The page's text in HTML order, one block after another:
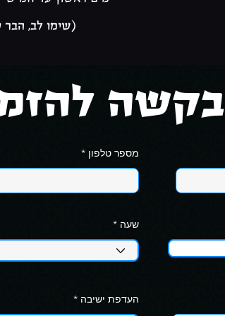
(שימו לב,
בקשה
מספר טלפון
שעה
העדפת ישיבה